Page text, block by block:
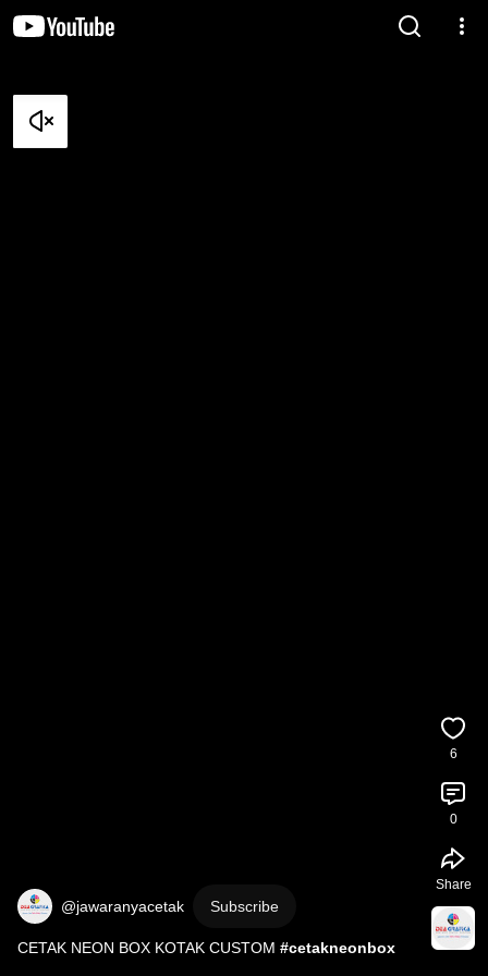
@jawaranyacetak Subscribe
CETAK NEON BOX KOTAK CUSTOM #cetakneonbox
6
0
Share